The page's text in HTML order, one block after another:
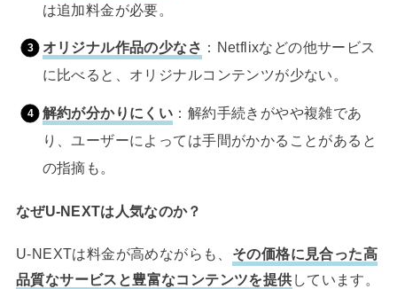
は追加料金が必要。
オリジナル作品の少なさ ：Netflixなどの他サービス
に比べると、オリジナルコンテンツが少ない。
解約が分かりにくい ：解約手続きがやや複雑であ
り、ユーザーによっては手間がかかることがあると
の指摘も。
なぜU-NEXTは人気なのか？
U-NEXTは料金が高めながらも、 その価格に見合った高
品質なサービスと豊富なコンテンツを提供 しています。